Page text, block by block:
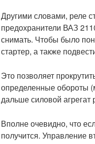
Другими словами, реле
предохранители ВАЗ
снимать. Чтобы было
стартер, а также
Это позволяет
определенные обороты
дальше силовой агрегат
Вполне очевидно, что
получится. Управление